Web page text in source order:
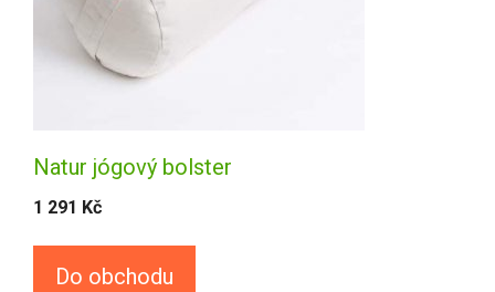
Natur jógový bolster
1 291 Kč
Do obchodu